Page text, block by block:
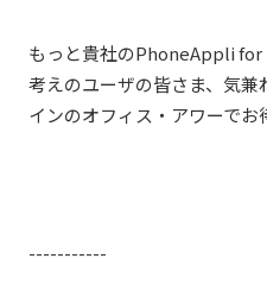
もっと貴社のPhoneAppli
考えのユーザの皆さま、気
インのオフィス・アワーでお
-----------